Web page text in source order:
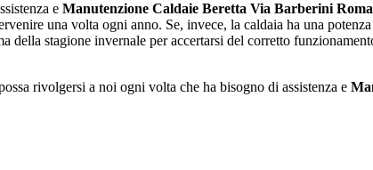
e Manutenzione Caldaie Beretta Via Barberini Roma
una volta ogni anno. Se, invece, la caldaia ha una
stagione invernale per accertarsi del corretto
rivolgersi a noi ogni volta che ha bisogno di assistenza e